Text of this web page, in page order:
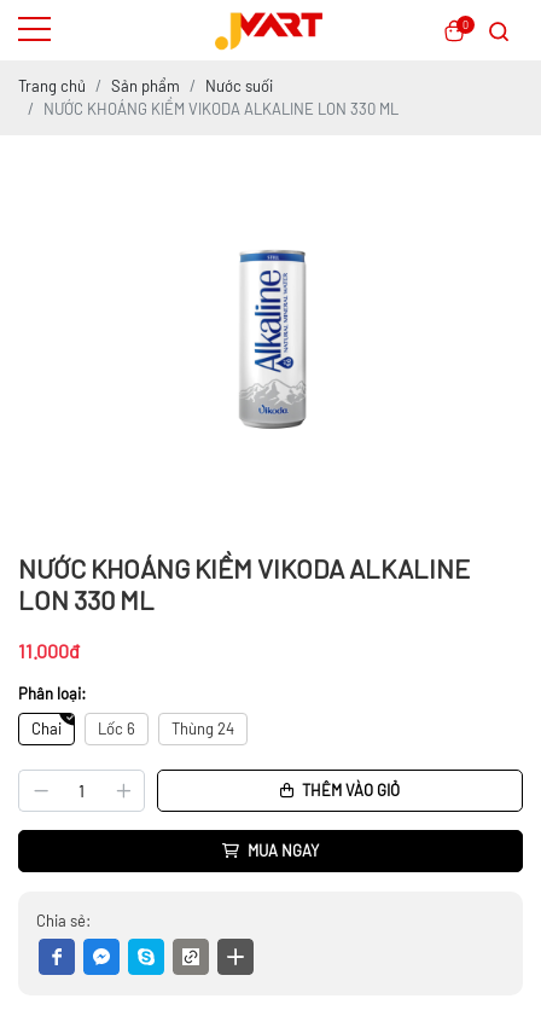
0
Trang chủ Sản phẩm
Nước suối
NƯỚC KHOÁNG KIỀM VIKODA ALKALINE LON 330 ML
NƯỚC KHOÁNG KIỀM VIKODA ALKALINE
LON 330 ML
11.000đ
Phân loại:
Chai
Lốc 6 Thùng 24
THÊM VÀO GIỎ
MUA NGAY
Chia sẻ: